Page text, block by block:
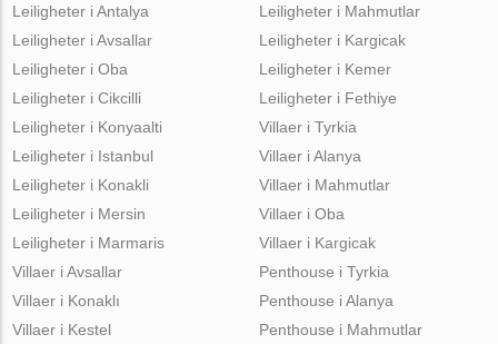
Leiligheter i Antalya
Leiligheter i Avsallar
Leiligheter i Oba
Leiligheter i Cikcilli
Leiligheter i Mahmutlar
Leiligheter i Kargicak
Leiligheter i Kemer
Leiligheter i Fethiye
Leiligheter i Konyaalti
Leiligheter i Istanbul
Leiligheter i Konakli
Leiligheter i Mersin
Leiligheter i Marmaris
Villaer i Tyrkia
Villaer i Alanya
Villaer i Mahmutlar
Villaer i Oba
Villaer i Kargicak
Villaer i Avsallar
Villaer i Konaklı
Villaer i Kestel
Penthouse i Tyrkia
Penthouse i Alanya
Penthouse i Mahmutlar